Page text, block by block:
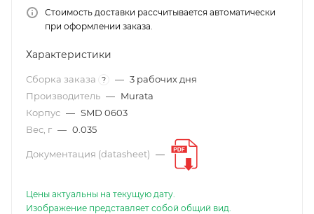
Стоимость доставки рассчитывается автоматически
при оформлении заказа.
Характеристики
Сборка заказа ? — 3 рабочих дня
Производитель — Murata
Корпус — SMD 0603
Вес, г — 0.035
Документация (datasheet) —
Цены актуальны на текущую дату.
Изображение представляет собой общий вид.